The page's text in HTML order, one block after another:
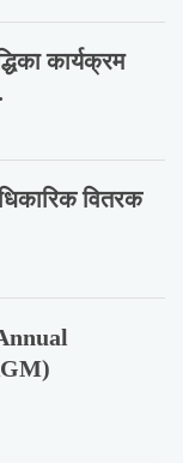
कार्यक्रम
वितरक